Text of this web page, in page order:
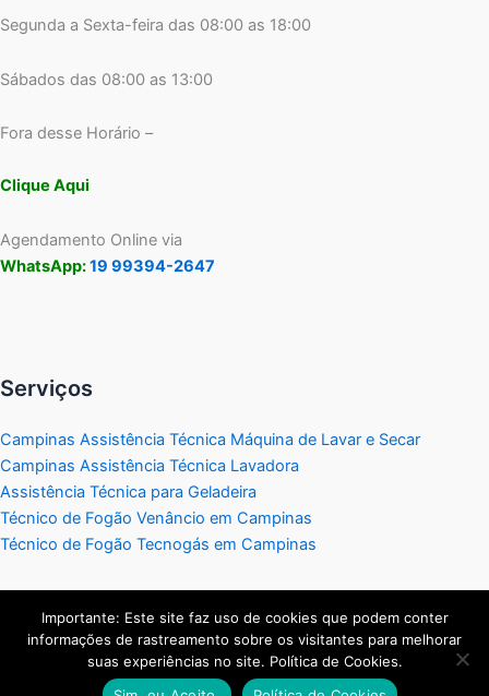
Segunda a Sexta-feira das 08:00 as 18:00
Sábados das 08:00 as 13:00
Fora desse Horário –
Clique Aqui
Agendamento Online via
WhatsApp:19 99394-2647
Serviços
Campinas Assistência Técnica Máquina de Lavar e Secar
Campinas Assistência Técnica Lavadora
Assistência Técnica para Geladeira
Técnico de Fogão Venâncio em Campinas
Técnico de Fogão Tecnogás em Campinas
Copyright © 2026 Assistência Técnica Eletrodomésticos
Campinas | Criado por:Visão de Mercado
Importante: Este site faz uso de cookies que podem conter
informações de rastreamento sobre os visitantes para melhorar
suas experiências no site. Política de Cookies.